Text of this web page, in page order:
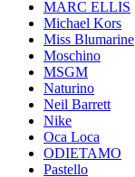
MARC ELLIS
Michael Kors
Miss Blumarine
Moschino
MSGM
Naturino
Neil Barrett
Nike
Oca Loca
ODIETAMO
Pastello